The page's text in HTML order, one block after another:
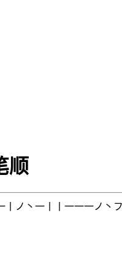
顺
ノ丶一丨丨一一一ノ丶